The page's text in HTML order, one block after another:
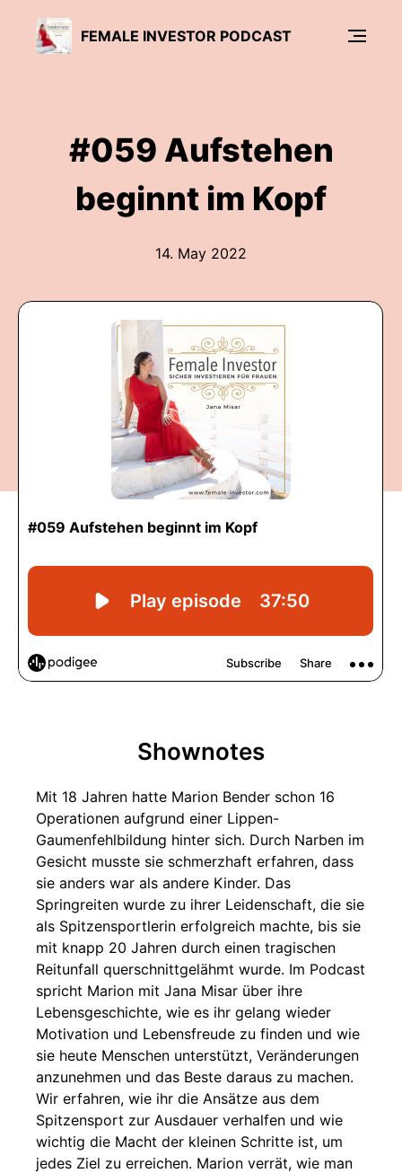
FEMALE INVESTOR PODCAST
#059 Aufstehen
beginnt im Kopf
14. May 2022
Shownotes
Mit 18 Jahren hatte Marion Bender schon 16
Operationen aufgrund einer Lippen-
Gaumenfehlbildung hinter sich. Durch Narben im
Gesicht musste sie schmerzhaft erfahren, dass
sie anders war als andere Kinder. Das
Springreiten wurde zu ihrer Leidenschaft, die sie
als Spitzensportlerin erfolgreich machte, bis sie
mit knapp 20 Jahren durch einen tragischen
Reitunfall querschnittgelähmt wurde. Im Podcast
spricht Marion mit Jana Misar über ihre
Lebensgeschichte, wie es ihr gelang wieder
Motivation und Lebensfreude zu finden und wie
sie heute Menschen unterstützt, Veränderungen
anzunehmen und das Beste daraus zu machen.
Wir erfahren, wie ihr die Ansätze aus dem
Spitzensport zur Ausdauer verhalfen und wie
wichtig die Macht der kleinen Schritte ist, um
jedes Ziel zu erreichen. Marion verrät, wie man